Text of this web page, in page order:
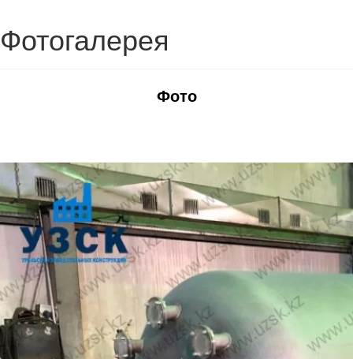
Фотогалерея
Фото